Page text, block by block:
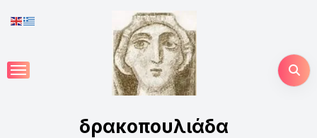
to
δρακοπουλιάδα